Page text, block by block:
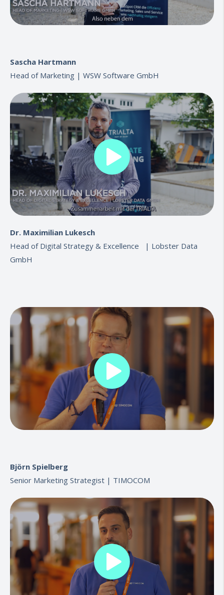
Sascha Hartmann
Head of Marketing | WSW Software GmbH
Dr. Maximilian Lukesch
Head of Digital Strategy & Excellence | Lobster Data
GmbH
Björn Spielberg
Senior Marketing Strategist | TIMOCOM